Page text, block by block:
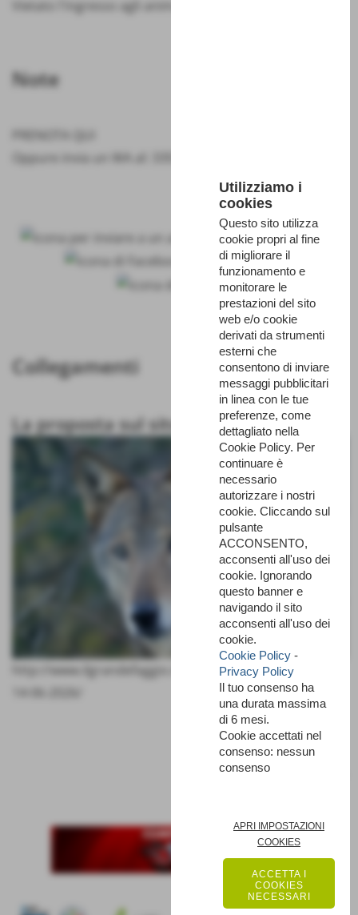
Vietato l'ingresso agli animali domestici
Note
Oppure invia un WA al: 3355995995
Collegamenti
La proposta sul sito
http://www.ilgrandefaggio.it/events/lupi-al-tramonto-
SUCCESSIVO >>
Utilizziamo i
cookies
Questo sito utilizza
cookie propri al fine
di migliorare il
funzionamento e
monitorare le
prestazioni del sito
web e/o cookie
derivati da strumenti
esterni che
consentono di inviare
messaggi pubblicitari
in linea con le tue
preferenze, come
dettagliato nella
Cookie Policy. Per
continuare è
necessario
autorizzare i nostri
cookie. Cliccando sul
pulsante
ACCONSENTO,
acconsenti all'uso dei
cookie. Ignorando
questo banner e
navigando il sito
acconsenti all'uso dei
cookie.
Cookie Policy -
Privacy Policy
Il tuo consenso ha
una durata massima
di 6 mesi.
Cookie accettati nel
consenso: nessun
consenso
APRI IMPOSTAZIONI
COOKIES
ACCETTA I
COOKIES
NECESSARI